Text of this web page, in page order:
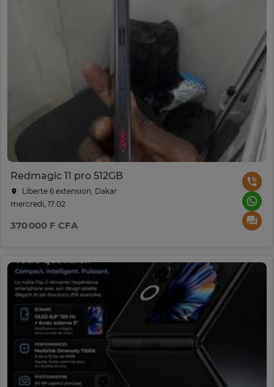
Redmagic 11 pro 512GB
Liberte 6 extension, Dakar
mercredi, 17:02
370 000 F CFA